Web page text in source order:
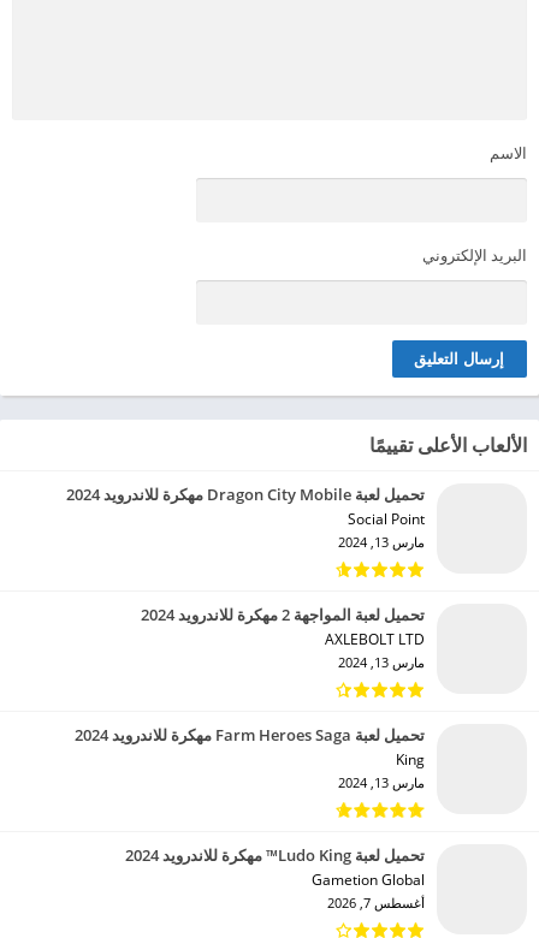
الاسم
البريد الإلكتروني
الألعاب الأعلى تقييمًا
تحميل لعبة Dragon City Mobile مهكرة للاندرويد 2024
Social Point‏
مارس 13, 2024
تحميل لعبة المواجهة 2 مهكرة للاندرويد 2024
AXLEBOLT LTD‏
مارس 13, 2024
تحميل لعبة Farm Heroes Saga مهكرة للاندرويد 2024
King‏
مارس 13, 2024
تحميل لعبة Ludo King™ مهكرة للاندرويد 2024
Gametion Global‏
أغسطس 7, 2026